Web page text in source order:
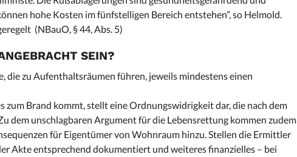
hohe Kosten im fünfstelligen Bereich entstehen”, so Helmold.
(NBauO, § 44, Abs. 5)
SEIN?
die zu Aufenthaltsräumen führen, jeweils mindestens einen
zum Brand kommt, stellt eine Ordnungswidrigkeit dar, die nach dem
dem unschlagbaren Argument für die Lebensrettung kommen zudem
für Eigentümer von Wohnraum hinzu. Stellen die Ermittler
Akte entsprechend dokumentiert und weiteres finanzielles – bei